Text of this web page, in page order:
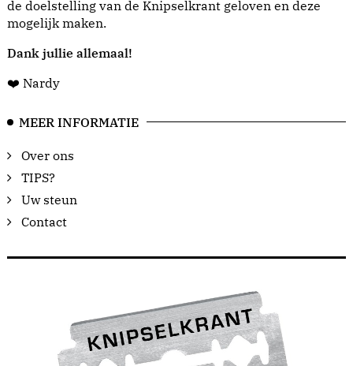
de doelstelling van de Knipselkrant geloven en deze
mogelijk maken.
Dank jullie allemaal!
❤️ Nardy
MEER INFORMATIE
Over ons
TIPS?
Uw steun
Contact